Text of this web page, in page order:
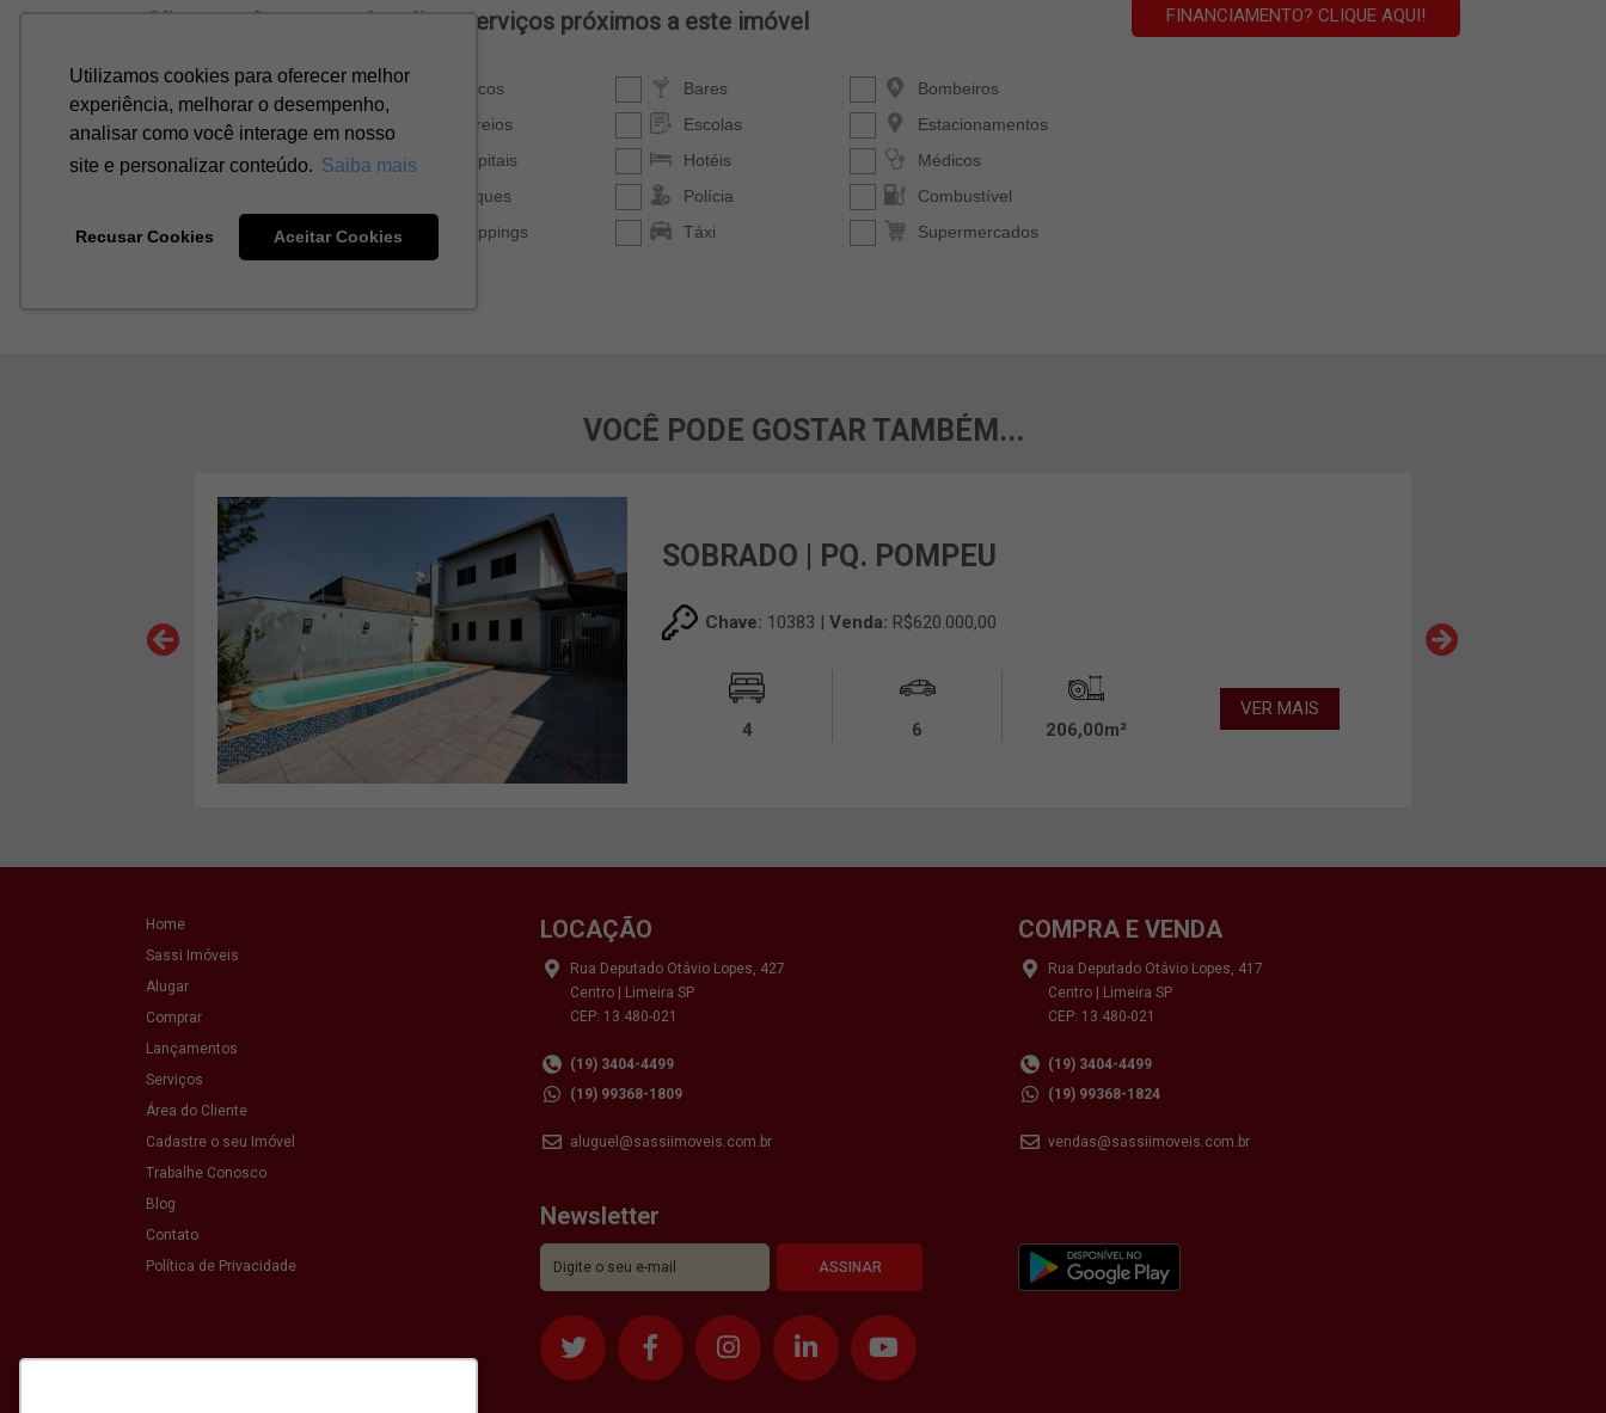
VOCÊ PODE GOSTAR TAMBÉM...
SOBRADO | PQ. POMPEU
Chave: 10383 |Venda: R$620.000,00
4 6 206,00m²
VER MAIS
Home
Sassi Imóveis
Alugar
Comprar
Lançamentos
Serviços
Área do Cliente
Cadastre o seu Imóvel
Trabalhe Conosco
Blog
Contato
Política de Privacidade
LOCAÇÃO
Rua Deputado Otávio Lopes, 427
Centro | Limeira SP
CEP: 13.480-021
(19) 3404-4499
(19) 99368-1809
aluguel@sassiimoveis.com.br
COMPRA E VENDA
Rua Deputado Otávio Lopes, 417
Centro | Limeira SP
CEP: 13.480-021
(19) 3404-4499
(19) 99368-1824
vendas@sassiimoveis.com.br
Newsletter